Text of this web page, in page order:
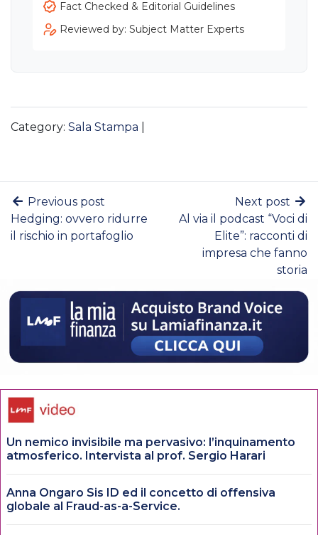
Fact Checked & Editorial Guidelines
Reviewed by: Subject Matter Experts
Category: Sala Stampa
Previous post
Hedging: ovvero ridurre
il rischio in portafoglio
Next post
Al via il podcast “Voci di
Elite”: racconti di
impresa che fanno
storia
Un nemico invisibile ma pervasivo: l’inquinamento
atmosferico. Intervista al prof. Sergio Harari
Anna Ongaro Sis ID ed il concetto di offensiva
globale al Fraud-as-a-Service.